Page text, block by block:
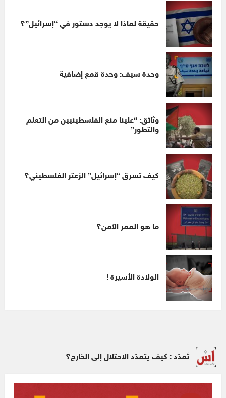
حقيقة لماذا لا يوجد دستور في “إسرائيل”؟
وحدة سيف: وحدة قمع إضافية
وثائق: “علينا منع الفلسطينيين من التعلم
والتطور”
كيف تسرق “إسرائيل” الزعتر الفلسطيني؟
ما هو الممر الآمن؟
الولادة الأسيرة !
تَمدّد : كيف يتمدّد الاحتلال إلى الخارج؟